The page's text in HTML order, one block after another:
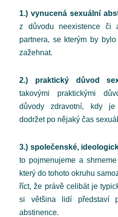
1.) vynucená sexuální
z důvodu neexistence či
partnera, se kterým by
zažehnat.
2.) praktický důvod
takovými praktickými
důvody zdravotní, kdy je
dodržet po nějaký čas
3.) společenské,
to pojmenujeme a shrneme
který do tohoto okruhu
říct, že právě celibát je
si většina lidí představí
abstinence.